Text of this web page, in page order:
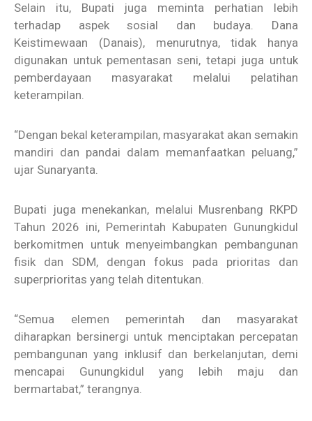
Selain itu, Bupati juga meminta perhatian lebih
terhadap aspek sosial dan budaya. Dana
Keistimewaan (Danais), menurutnya, tidak hanya
digunakan untuk pementasan seni, tetapi juga untuk
pemberdayaan masyarakat melalui pelatihan
keterampilan.
“Dengan bekal keterampilan, masyarakat akan semakin
mandiri dan pandai dalam memanfaatkan peluang,”
ujar Sunaryanta.
Bupati juga menekankan, melalui Musrenbang RKPD
Tahun 2026 ini, Pemerintah Kabupaten Gunungkidul
berkomitmen untuk menyeimbangkan pembangunan
fisik dan SDM, dengan fokus pada prioritas dan
superprioritas yang telah ditentukan.
“Semua elemen pemerintah dan masyarakat
diharapkan bersinergi untuk menciptakan percepatan
pembangunan yang inklusif dan berkelanjutan, demi
mencapai Gunungkidul yang lebih maju dan
bermartabat,” terangnya.